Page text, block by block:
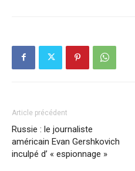
Article précédent
Russie : le journaliste
américain Evan Gershkovich
inculpé d’ « espionnage »